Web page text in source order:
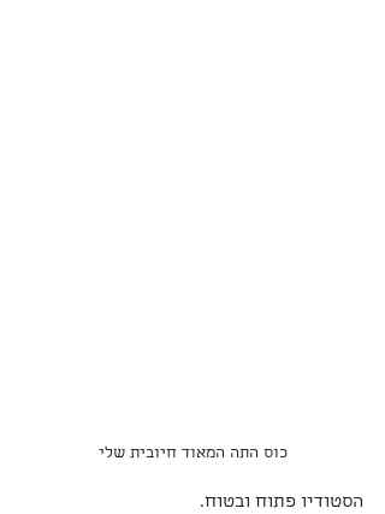
כוס התה המאוד חיובית שלי
הסטודיו פתוח ובטוח.